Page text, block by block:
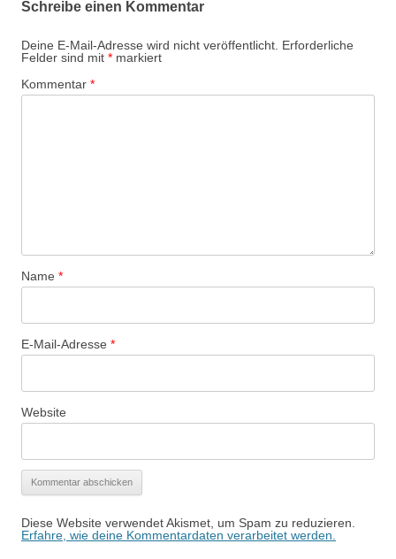
Schreibe einen Kommentar
Deine E-Mail-Adresse wird nicht veröffentlicht. Erforderliche
Felder sind mit * markiert
Kommentar *
Name *
E-Mail-Adresse *
Website
Diese Website verwendet Akismet, um Spam zu reduzieren.
Erfahre, wie deine Kommentardaten verarbeitet werden.